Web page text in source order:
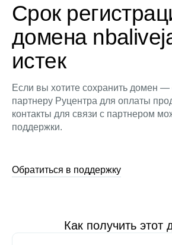
Срок
домена
истек
Если вы хотите сохранить домен —
партнеру Руцентра для оплаты
контакты для связи с партнером
поддержки.
Обратиться в поддержку
Как получить этот